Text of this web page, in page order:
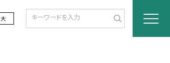
大